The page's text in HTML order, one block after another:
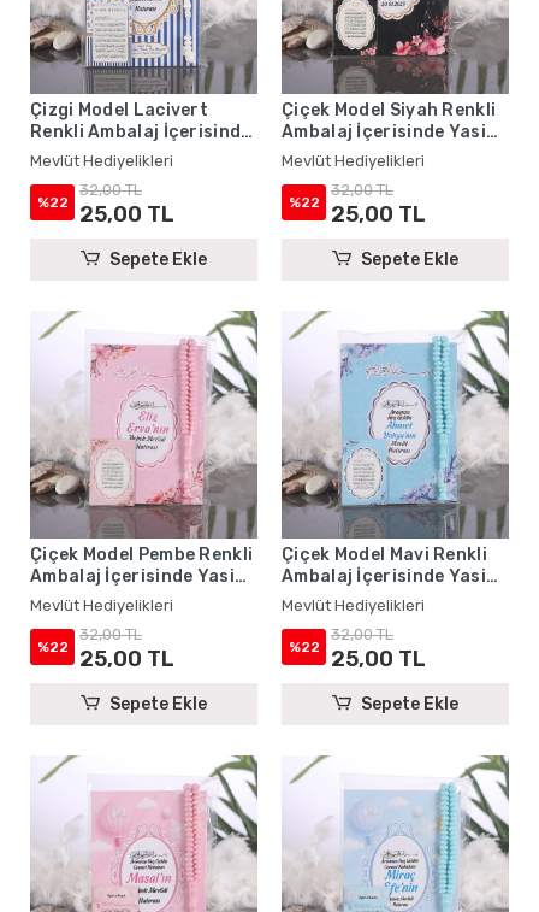
Çizgi Model Lacivert
Renkli Ambalaj İçerisinde
Yasin Kitabı, Magnet ve
Tesbih - Mevlüt
Hediyelikleri
Mevlüt Hediyelikleri
%22
32,00 TL
25,00 TL
Sepete Ekle
Çiçek Model Siyah Renkli
Ambalaj İçerisinde Yasin
Kitabı, Magnet ve Tesbih -
Mevlüt Hediyelikleri
Mevlüt Hediyelikleri
%22
32,00 TL
25,00 TL
Sepete Ekle
Çiçek Model Pembe Renkli
Ambalaj İçerisinde Yasin
Kitabı, Magnet ve Tesbih -
Mevlüt Hediyelikleri
Mevlüt Hediyelikleri
%22
32,00 TL
25,00 TL
Sepete Ekle
Çiçek Model Mavi Renkli
Ambalaj İçerisinde Yasin
Kitabı, Magnet ve Tesbih -
Mevlüt Hediyelikleri
Mevlüt Hediyelikleri
%22
32,00 TL
25,00 TL
Sepete Ekle